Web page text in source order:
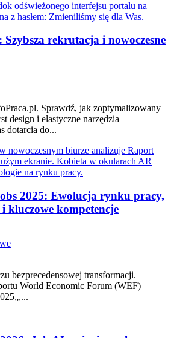
rekrutacja i nowoczesne
Sprawdź, jak zoptymalizowany
design i elastyczne narzędzia
dotarcia do...
2025: Ewolucja rynku pracy,
i kluczowe kompetencje
bezprecedensowej transformacji.
World Economic Forum (WEF)